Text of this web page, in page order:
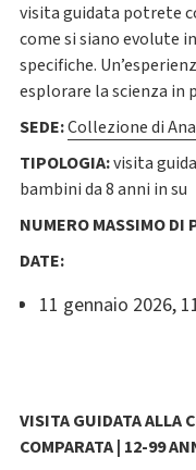
visita guidata potrete
come si siano evolute
specifiche.
esplorare la scienza in
SEDE:Collezione di
TIPOLOGIA:visita
bambini da 8 anni in su
NUMERO MASSIMO DI
DATE:
11 gennaio 2026,
VISITA GUIDATA ALLA
COMPARATA | 12-99